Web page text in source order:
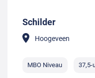
Schilder
Hoogeveen
MBO Niveau 37,5-